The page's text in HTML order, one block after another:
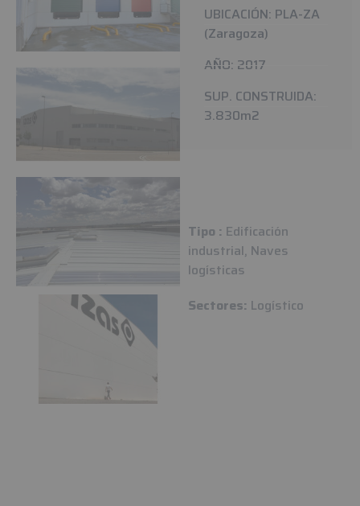
UBICACIÓN: PLA-ZA
(Zaragoza)
AÑO: 2017
SUP. CONSTRUIDA:
3.830m2
Tipo : Edificación
industrial, Naves
logísticas
Sectores: Logístico